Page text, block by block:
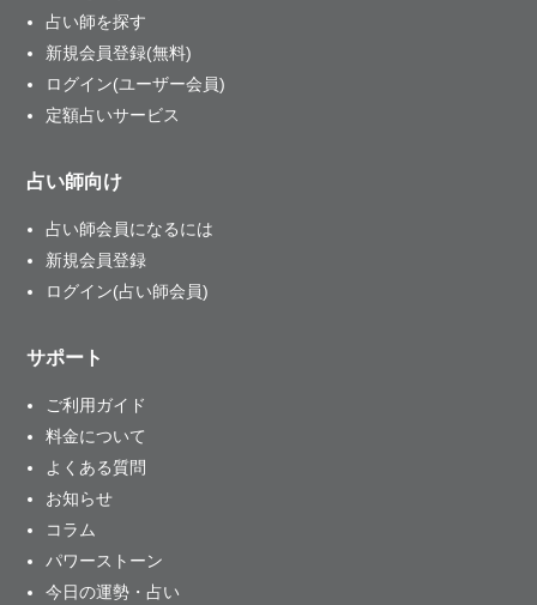
占い師を探す
新規会員登録(無料)
ログイン(ユーザー会員)
定額占いサービス
占い師向け
占い師会員になるには
新規会員登録
ログイン(占い師会員)
サポート
ご利用ガイド
料金について
よくある質問
お知らせ
コラム
パワーストーン
今日の運勢・占い